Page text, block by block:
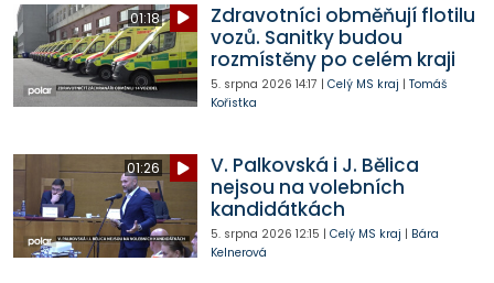
01:18
Zdravotníci obměňují flotilu
vozů. Sanitky budou
rozmístěny po celém kraji
5. srpna 2026 14:17 | Celý MS kraj | Tomáš
Kořistka
01:26
V. Palkovská i J. Bělica
nejsou na volebních
kandidátkách
5. srpna 2026 12:15 | Celý MS kraj | Bára
Kelnerová